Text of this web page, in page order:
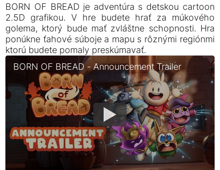
BORN OF BREAD je adventúra s detskou cartoon
2.5D grafikou. V hre budete hrať za múkového
golema, ktorý bude mať zvláštne schopnosti. Hra
ponúkne ťahové súboje a mapu s rôznými regiónmi
ktorú budete pomaly preskúmavať.
BORN OF BREAD - Announcement Trailer